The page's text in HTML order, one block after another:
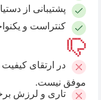
پشتیبانی از
کنتراست و
در ارتقای کیفیت
موفق نیست.
تاری و لرزش